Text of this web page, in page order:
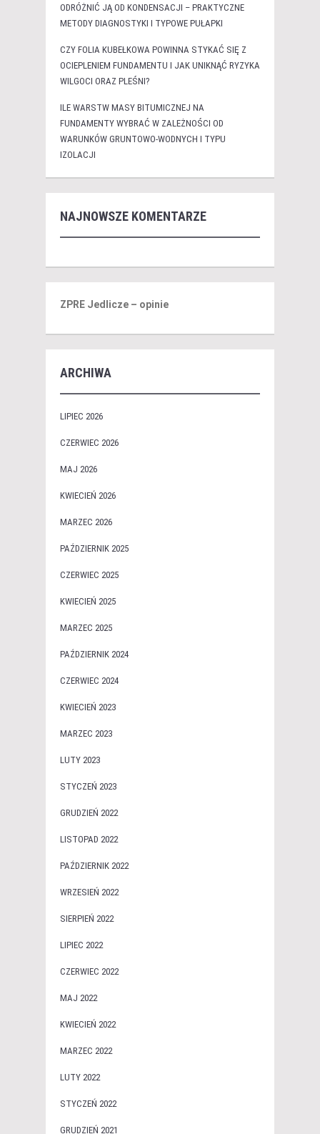
ODRÓŻNIĆ JĄ OD KONDENSACJI – PRAKTYCZNE
METODY DIAGNOSTYKI I TYPOWE PUŁAPKI
CZY FOLIA KUBEŁKOWA POWINNA STYKAĆ SIĘ Z
OCIEPLENIEM FUNDAMENTU I JAK UNIKNĄĆ RYZYKA
WILGOCI ORAZ PLEŚNI?
ILE WARSTW MASY BITUMICZNEJ NA
FUNDAMENTY WYBRAĆ W ZALEŻNOŚCI OD
WARUNKÓW GRUNTOWO-WODNYCH I TYPU
IZOLACJI
NAJNOWSZE KOMENTARZE
ZPRE Jedlicze – opinie
ARCHIWA
LIPIEC 2026
CZERWIEC 2026
MAJ 2026
KWIECIEŃ 2026
MARZEC 2026
PAŹDZIERNIK 2025
CZERWIEC 2025
KWIECIEŃ 2025
MARZEC 2025
PAŹDZIERNIK 2024
CZERWIEC 2024
KWIECIEŃ 2023
MARZEC 2023
LUTY 2023
STYCZEŃ 2023
GRUDZIEŃ 2022
LISTOPAD 2022
PAŹDZIERNIK 2022
WRZESIEŃ 2022
SIERPIEŃ 2022
LIPIEC 2022
CZERWIEC 2022
MAJ 2022
KWIECIEŃ 2022
MARZEC 2022
LUTY 2022
STYCZEŃ 2022
GRUDZIEŃ 2021